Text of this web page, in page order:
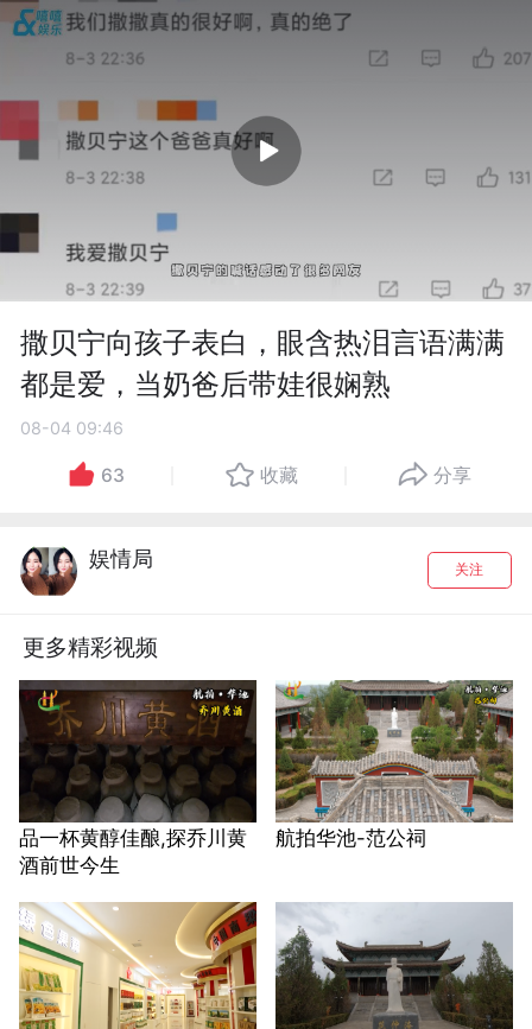
撒贝宁向孩子表白，眼含热泪言语满满
都是爱，当奶爸后带娃很娴熟
08-04 09:46
63 收藏 分享
娱情局 关注
更多精彩视频
品一杯黄醇佳酿,探乔川黄
酒前世今生
航拍华池-范公祠